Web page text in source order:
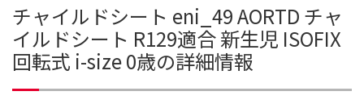
チャイルドシート eni_49 AORTD チャ
イルドシート R129適合 新生児 ISOFIX
回転式 i-size 0歳の詳細情報